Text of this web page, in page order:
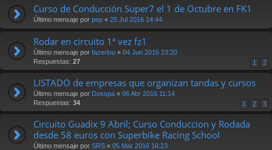
Curso de Conducción Super7 el 1 de Octubre en FK1
Último mensaje por pep « 25 Jul 2016 14:44
Rodar en circuito 1ª vez fz1
Último mensaje por fazerlou « 04 Jun 2016 23:20
Respuestas: 27 1 2
LISTADO de empresas que organizan tandas y cursos
Último mensaje por Dosspa « 06 Abr 2016 11:14
Respuestas: 34 1 2 3
Circuito Guadix 9 Abril; Curso Conduccion y Rodada
desde 58 euros con Superbike Racing School
Último mensaje por SRS « 05 Mar 2016 16:23